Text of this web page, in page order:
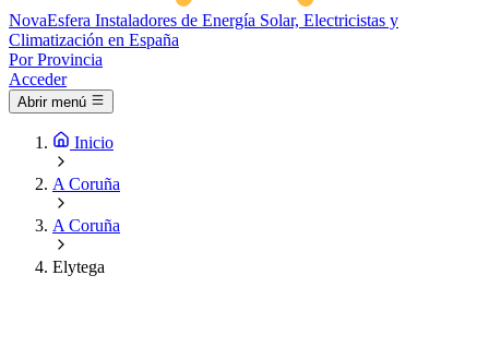
NovaEsfera Instaladores de Energía Solar, Electricistas y
Climatización en España
Por Provincia
Acceder
Abrir menú
Inicio
A Coruña
A Coruña
Elytega